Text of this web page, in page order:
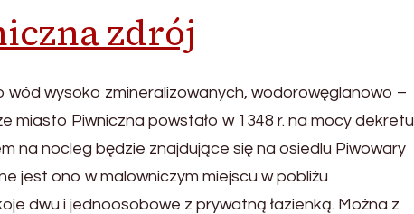
zdrój
wód wysoko zmineralizowanych, wodorowęglanowo –
miasto Piwniczna powstało w 1348 r. na mocy dekretu
na nocleg będzie znajdujące się na osiedlu Piwowary
jest ono w malowniczym miejscu w pobliżu
dwu i jednoosobowe z prywatną łazienką. Można z